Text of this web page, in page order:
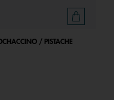
/ PISTACHE